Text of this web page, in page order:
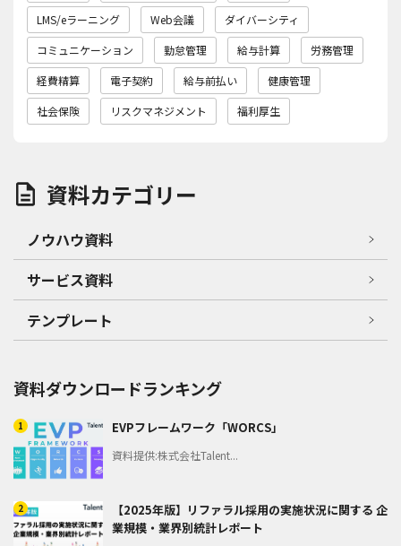
LMS/eラーニング
Web会議
ダイバーシティ
コミュニケーション
勤怠管理 給与計算
労務管理
経費精算
電子契約 給与前払い
健康管理
社会保険
リスクマネジメント 福利厚生
資料カテゴリー
ノウハウ資料
サービス資料
テンプレート
資料ダウンロードランキング
1 EVPフレームワーク「WORCS」
資料提供:株式会社Talent...
2
【2025年版】リファラル採用の実施状況に関する 企
業規模・業界別統計レポート